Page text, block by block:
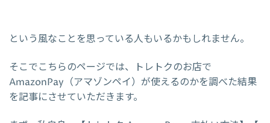
という風なことを思っている人もいるかもしれません。
そこでこちらのページでは、トレトクのお店で
AmazonPay（アマゾンペイ）が使えるのかを調べた結果
を記事にさせていただきます。